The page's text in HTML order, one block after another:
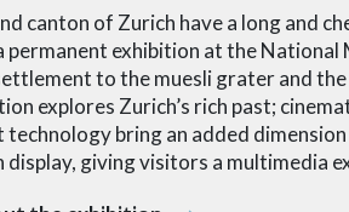
canton of Zurich have a long and
permanent exhibition at the National
to the muesli grater and
explores Zurich’s rich past;
bring an added
display, giving visitors a multimedia